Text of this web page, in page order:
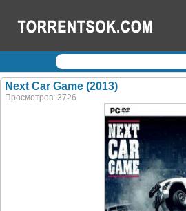
Логин: Пароль:
Регистрация|Забыли пароль?
Next Car Game (2013)
Просмотров: 3726